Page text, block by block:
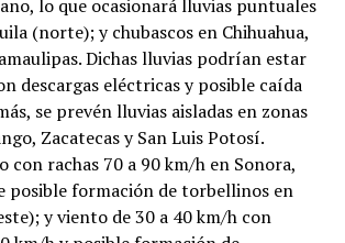
lo que ocasionará lluvias puntuales
(norte); y chubascos en Chihuahua,
Dichas lluvias podrían estar
descargas eléctricas y posible caída
se prevén lluvias aisladas en zonas
Zacatecas y San Luis Potosí.
con rachas 70 a 90 km/h en Sonora,
posible formación de torbellinos en
y viento de 30 a 40 km/h con